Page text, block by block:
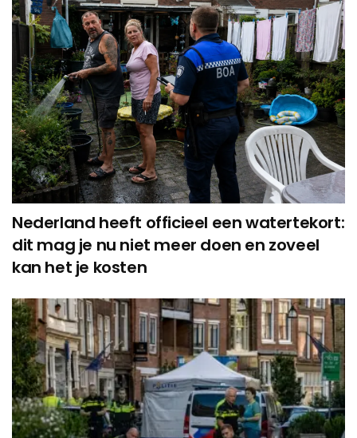
Nederland heeft officieel een watertekort:
dit mag je nu niet meer doen en zoveel
kan het je kosten